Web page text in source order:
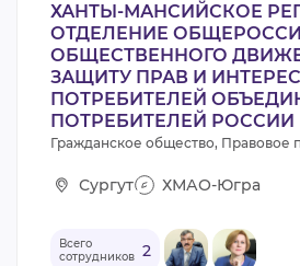
ХАНТЫ-МАНСИЙСКОЕ
ОТДЕЛЕНИЕ
ОБЩЕСТВЕННОГО
ЗАЩИТУ ПРАВ И
ПОТРЕБИТЕЛЕЙ
ПОТРЕБИТЕЛЕЙ РОССИИ
Гражданское общество, Правовое
Сургут ХМАО-Югра
Всего
сотрудников 2